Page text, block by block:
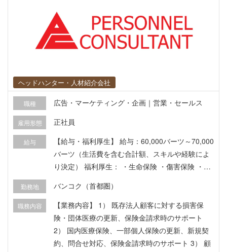
ヘッドハンター・人材紹介会社
職種 広告・マーケティング・企画｜営業・セールス
雇用形態 正社員
給与
【給与・福利厚生】 給与：60,000バーツ～70,000
バーツ（生活費を含む合計額、スキルや経験によ
り決定） 福利厚生： ・生命保険 ・傷害保険 ・健
勤務地 バンコク（首都圏）
職務内容
【業務内容】 1） 既存法人顧客に対する損害保
険・団体医療の更新、保険金請求時のサポート
2） 国内医療保険、一部個人保険の更新、新規契
約、問合せ対応、保険金請求時のサポート 3） 顧